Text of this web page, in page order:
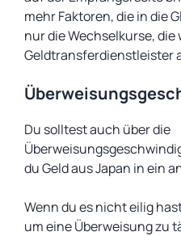
mehr Faktoren, die in die
nur die Wechselkurse,
Geldtransferdienstleister
Du solltest auch über die
du Geld aus Japan in ein
Wenn du es nicht eilig
um eine Überweisung zu